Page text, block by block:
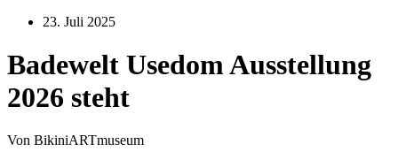
23. Juli 2025
Badewelt Usedom Ausstellung
2026 steht
Von BikiniARTmuseum